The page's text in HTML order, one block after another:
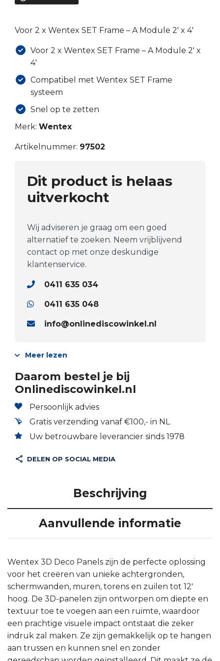
Voor 2 x Wentex SET Frame – A Module 2′ x 4′
Voor 2 x Wentex SET Frame – A Module 2′ x
4′
Compatibel met Wentex SET Frame
systeem
Snel op te zetten
Merk: Wentex
Artikelnummer: 97502
Dit product is helaas
uitverkocht
Wij adviseren je graag om een goed
alternatief te zoeken. Neem vrijblijvend
contact op met onze deskundige
klantenservice.
0411 635 034
0411 635 048
info@onlinediscowinkel.nl
Meer lezen
Daarom bestel je bij
Onlinediscowinkel.nl
Persoonlijk advies
Gratis verzending vanaf €100,- in NL
Uw betrouwbare leverancier sinds 1978
DELEN OP SOCIAL MEDIA
Beschrijving
Aanvullende informatie
Wentex 3D Deco Panels zijn de perfecte oplossing
voor het creëren van unieke achtergronden,
schermwanden, muren, torens en zuilen tot 12′
hoog. De 3D-panelen zijn ontworpen om diepte en
textuur toe te voegen aan een ruimte, waardoor
een prachtige visuele impact ontstaat die zeker
indruk zal maken. Ze zijn gemakkelijk op te hangen
aan trussen en kunnen snel en zonder